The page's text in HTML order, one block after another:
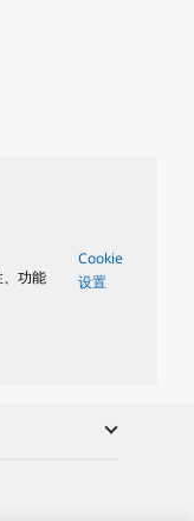
功能
Cookie
设置